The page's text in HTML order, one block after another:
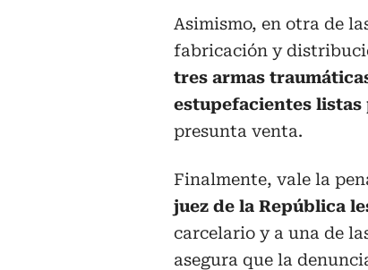
Asimismo, en otra de
fabricación y
tres armas
estupefacientes
presunta venta.
Finalmente, vale la
juez de la República
carcelario y a una de
asegura que la